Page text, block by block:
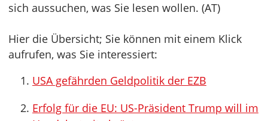
sich aussuchen, was Sie lesen wollen. (AT)
Hier die Übersicht; Sie können mit einem Klick
aufrufen, was Sie interessiert:
USA gefährden Geldpolitik der EZB
Erfolg für die EU: US-Präsident Trump will im